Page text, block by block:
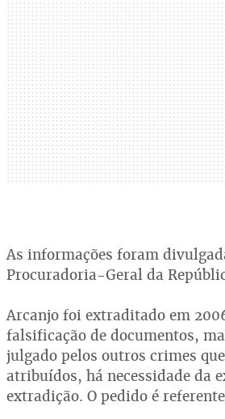
As informações foram
Procuradoria-Geral da
Arcanjo foi extraditado em
falsificação de documentos,
julgado pelos outros crimes
atribuídos, há necessidade da
extradição. O pedido é